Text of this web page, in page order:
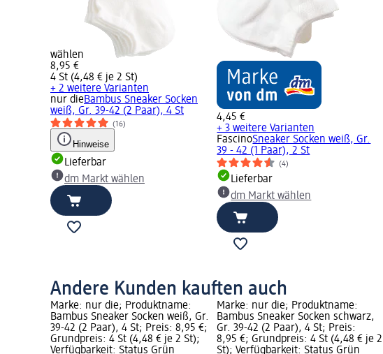
wählen
8,95 €
4 St (4,48 € je 2 St)
+ 2 weitere Varianten
nur dieBambus Sneaker Socken
weiß, Gr. 39-42 (2 Paar), 4 St
(16)
Hinweise
Lieferbar
dm Markt wählen
4,45 €
+ 3 weitere Varianten
FascinoSneaker Socken weiß, Gr.
39 - 42 (1 Paar), 2 St
(4)
Lieferbar
dm Markt wählen
Andere Kunden kauften auch
Marke: nur die; Produktname:
Bambus Sneaker Socken weiß, Gr.
39-42 (2 Paar), 4 St; Preis: 8,95 €;
Grundpreis: 4 St (4,48 € je 2 St);
Verfügbarkeit: Status Grün
Marke: nur die; Produktname:
Bambus Sneaker Socken schwarz,
Gr. 39-42 (2 Paar), 4 St; Preis:
8,95 €; Grundpreis: 4 St (4,48 € je 2
St); Verfügbarkeit: Status Grün